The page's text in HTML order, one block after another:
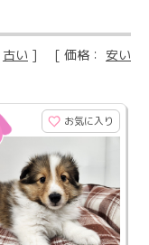
古い ] [ 価格： 安い
お気に入り